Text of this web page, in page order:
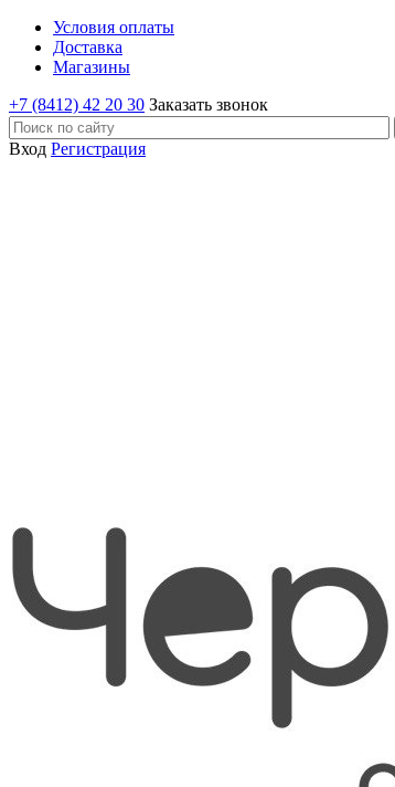
Условия оплаты
Доставка
Магазины
+7 (8412) 42 20 30 Заказать звонок
Вход Регистрация